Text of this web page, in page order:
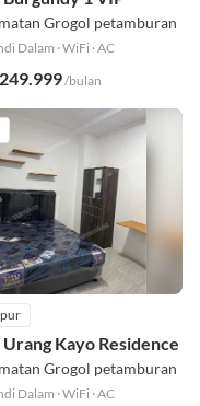
Grogol petamburan
Dalam ·WiFi ·AC
/bulan
Kayo Residence
Grogol petamburan
Dalam ·WiFi ·AC